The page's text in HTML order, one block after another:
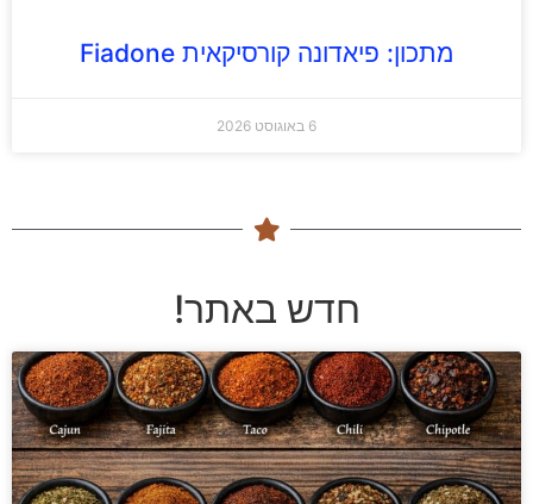
מתכון: פיאדונה קורסיקאית Fiadone
6 באוגוסט 2026
חדש באתר!